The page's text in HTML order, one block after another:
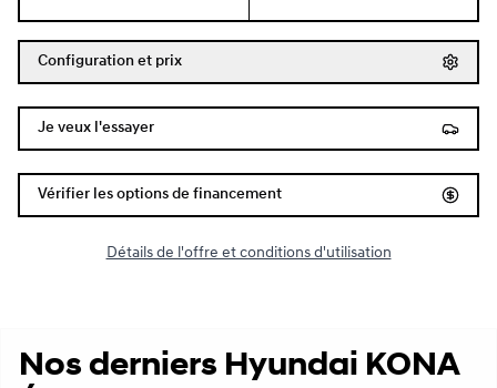
Configuration et prix
Je veux l'essayer
Vérifier les options de financement
Détails de l'offre et conditions d'utilisation
Nos derniers Hyundai KONA